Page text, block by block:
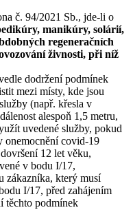
č. 94/2021 Sb., jde-li o
manikúry, solárií,
regeneračních
živnosti, při níž
dodržení podmínek
mezi místy, kde jsou
(např. křesla v
alespoň 1,5 metru,
uvedené služby, pokud
covid-19
12 let věku,
v bodu I/17,
zákazníka, který musí
I/17, před zahájením
těchto podmínek